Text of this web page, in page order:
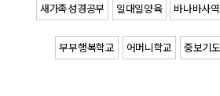
새가족성경공부 일대일양육 바나바사역
부부행복학교 어머니학교 중보기